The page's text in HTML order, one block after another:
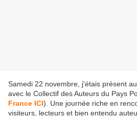
Samedi 22 novembre, j'étais présent
avec le Collectif des Auteurs du Pays
France ICI). Une journée riche en
visiteurs, lecteurs et bien entendu